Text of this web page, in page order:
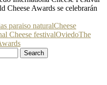
Cheese Awards se celebrarán
paraiso naturalCheese
Cheese festivalOviedoThe
Search